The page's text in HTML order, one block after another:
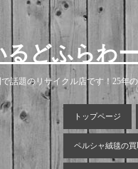
どふらわ
話題のリサイクル店です！25年
トップページ
ペルシャ絨毯の買